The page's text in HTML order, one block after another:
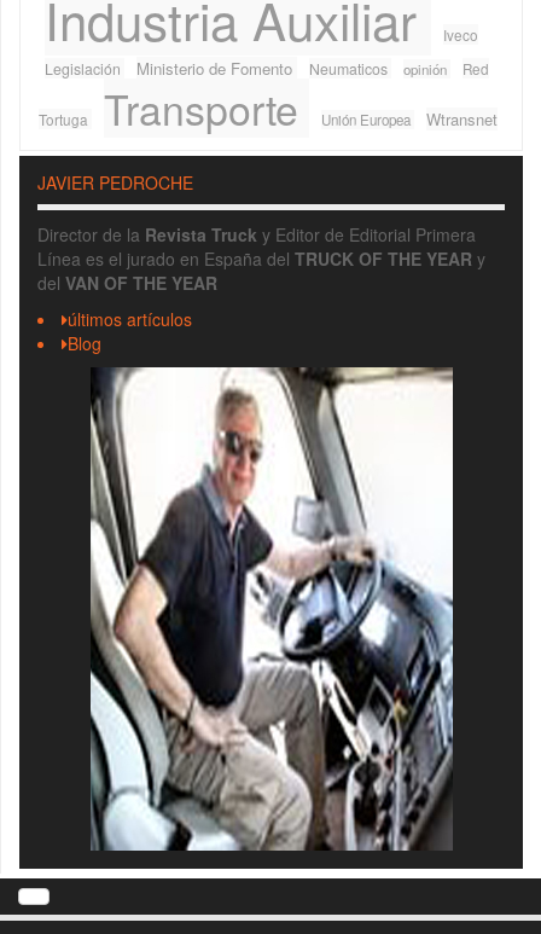
Industria Auxiliar
Iveco
Legislación
Ministerio de Fomento Neumaticos opinión Red
Tortuga Transporte Unión Europea Wtransnet
JAVIER PEDROCHE
Director de la Revista Truck y Editor de Editorial Primera
Línea es el jurado en España del TRUCK OF THE YEAR y
del VAN OF THE YEAR
últimos artículos
Blog